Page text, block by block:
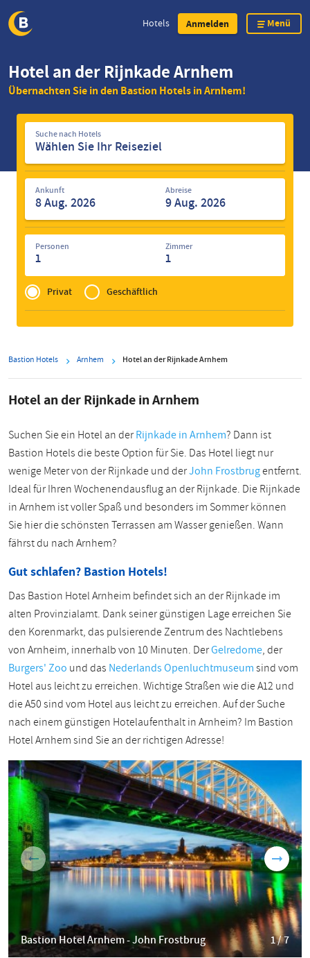
zum
Inhalt
Hotels Anmelden Menü
Hotel an der Rijnkade Arnhem
Übernachten Sie in den Bastion Hotels in Arnhem!
Suche
nach
Hotels
Suche nach Hotels
Ankunft Abreise
Personen
1
Zimmer
1
Privé
of
Zakelijk
Privat Geschäftlich
Bastion Hotels Arnhem Hotel an der Rijnkade Arnhem
Hotel an der Rijnkade in Arnhem
Suchen Sie ein Hotel an derRijnkade in Arnhem? Dann ist
Bastion Hotels die beste Option für Sie. Das Hotel liegt nur
wenige Meter von der Rijnkade und derJohn Frostbrugentfernt.
Ideal für Ihren Wochenendausflug an der Rijnkade. Die Rijnkade
in Arnhem ist voller Spaß und besonders im Sommer können
Sie hier die schönsten Terrassen am Wasser genießen. Wann
fährst du nach Arnhem?
Gut schlafen? Bastion Hotels!
Das Bastion Hotel Arnheim befindet sich an der Rijnkade im
alten Provinzialamt. Dank seiner günstigen Lage erreichen Sie
den Korenmarkt, das pulsierende Zentrum des Nachtlebens
von Arnheim, innerhalb von 10 Minuten. DerGelredome, der
Burgers' Zoo und das Nederlands Openluchtmuseumsind vom
Hotel aus leicht zu erreichen. Wichtige Straßen wie die A12 und
die A50 sind vom Hotel aus leicht zu erreichen. Auf der Suche
nach einem günstigen Hotelaufenthalt in Arnheim? Im Bastion
Hotel Arnhem sind Sie an der richtigen Adresse!
Bastion Hotel Arnhem - John Frostbrug 1 / 7